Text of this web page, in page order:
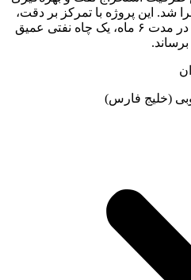
شد. این پروژه با تمرکز بر دقت،
ایمنی و کاهش هزینه‌ها توانست در مدت ۶ ماه، یک چاه نفتی عمیق
برساند.